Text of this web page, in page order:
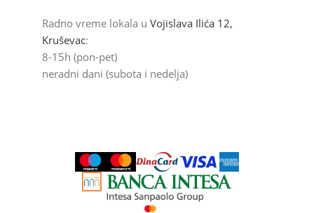
Radno vreme lokala u Vojislava Ilića 12,
Kruševac:
8-15h (pon-pet)
neradni dani (subota i nedelja)